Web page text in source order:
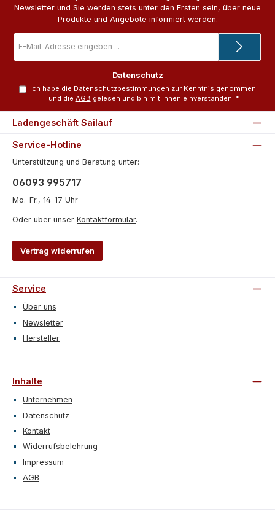
Newsletter und Sie werden stets unter den Ersten sein, über neue
Produkte und Angebote informiert werden.
Mail-
Datenschutz
Ich habe die Datenschutzbestimmungen zur Kenntnis genommen
und die AGB gelesen und bin mit ihnen einverstanden. *
Service-Hotline
Unterstützung und Beratung unter:
06093 995717
Mo.-Fr., 14-17 Uhr
Oder über unser Kontaktformular.
Vertrag widerrufen
Ladengeschäft Sailauf
Service
Über uns
Newsletter
Hersteller
Inhalte
Unternehmen
Datenschutz
Kontakt
Widerrufsbelehrung
Impressum
AGB